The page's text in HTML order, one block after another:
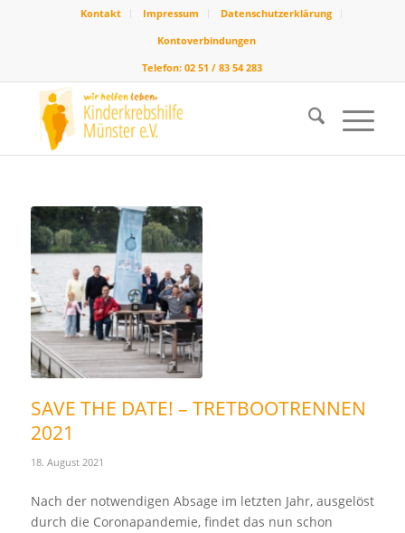
Kontakt Impressum
Datenschutzerklärung
Kontoverbindungen
Telefon: 02 51 / 83 54 283
SAVE THE DATE! – TRETBOOTRENNEN
2021
18. August 2021
Nach der notwendigen Absage im letzten Jahr, ausgelöst
durch die Coronapandemie, findet das nun schon